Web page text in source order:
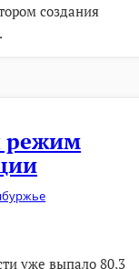
создания
режим
уже выпало 80,3